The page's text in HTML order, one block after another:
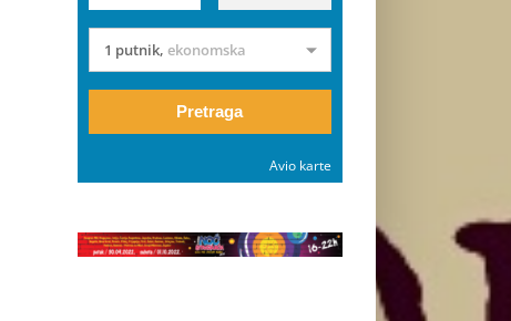
1 putnik, ekonomska
Pretraga
Avio karte